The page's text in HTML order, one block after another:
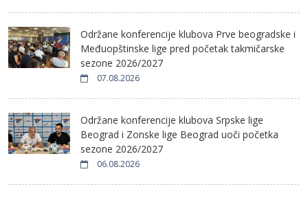
Održane konferencije klubova Prve beogradske i
Međuopštinske lige pred početak takmičarske
sezone 2026/2027
07.08.2026
Održane konferencije klubova Srpske lige
Beograd i Zonske lige Beograd uoči početka
sezone 2026/2027
06.08.2026